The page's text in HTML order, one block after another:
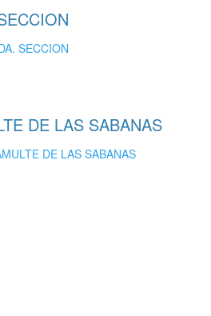
SECCION
DE LAS SABANAS
DE LAS SABANAS